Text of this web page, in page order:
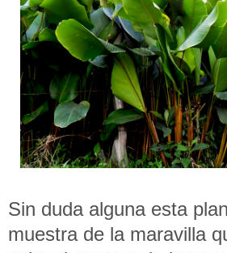
Sin duda alguna esta
muestra de la maravilla